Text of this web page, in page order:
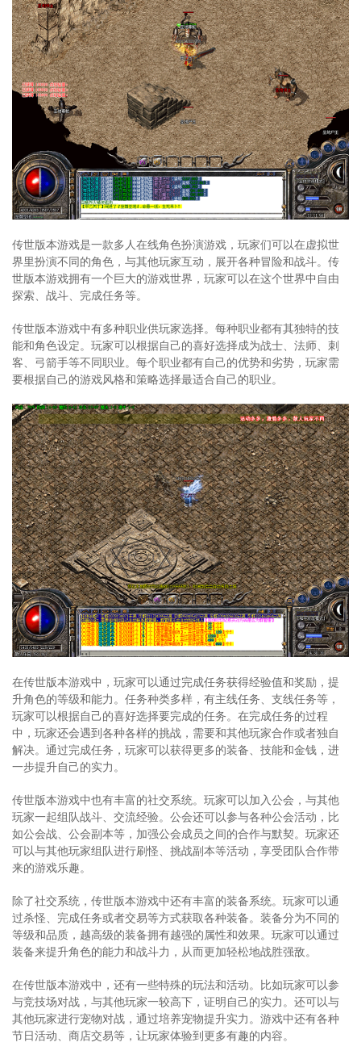
传世版本游戏是一款多人在线角色扮演游戏，玩家们可以在虚拟世
界里扮演不同的角色，与其他玩家互动，展开各种冒险和战斗。传
世版本游戏拥有一个巨大的游戏世界，玩家可以在这个世界中自由
探索、战斗、完成任务等。
传世版本游戏中有多种职业供玩家选择。每种职业都有其独特的技
能和角色设定。玩家可以根据自己的喜好选择成为战士、法师、刺
客、弓箭手等不同职业。每个职业都有自己的优势和劣势，玩家需
要根据自己的游戏风格和策略选择最适合自己的职业。
在传世版本游戏中，玩家可以通过完成任务获得经验值和奖励，提
升角色的等级和能力。任务种类多样，有主线任务、支线任务等，
玩家可以根据自己的喜好选择要完成的任务。在完成任务的过程
中，玩家还会遇到各种各样的挑战，需要和其他玩家合作或者独自
解决。通过完成任务，玩家可以获得更多的装备、技能和金钱，进
一步提升自己的实力。
传世版本游戏中也有丰富的社交系统。玩家可以加入公会，与其他
玩家一起组队战斗、交流经验。公会还可以参与各种公会活动，比
如公会战、公会副本等，加强公会成员之间的合作与默契。玩家还
可以与其他玩家组队进行刷怪、挑战副本等活动，享受团队合作带
来的游戏乐趣。
除了社交系统，传世版本游戏中还有丰富的装备系统。玩家可以通
过杀怪、完成任务或者交易等方式获取各种装备。装备分为不同的
等级和品质，越高级的装备拥有越强的属性和效果。玩家可以通过
装备来提升角色的能力和战斗力，从而更加轻松地战胜强敌。
在传世版本游戏中，还有一些特殊的玩法和活动。比如玩家可以参
与竞技场对战，与其他玩家一较高下，证明自己的实力。还可以与
其他玩家进行宠物对战，通过培养宠物提升实力。游戏中还有各种
节日活动、商店交易等，让玩家体验到更多有趣的内容。